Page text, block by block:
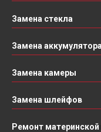
Замена стекла
Замена аккумулятора
Замена камеры
Замена шлейфов
Ремонт